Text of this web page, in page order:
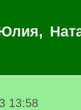
,
13:58